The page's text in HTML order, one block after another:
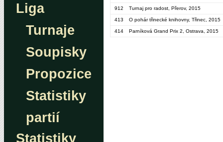
Liga
Turnaje
Soupisky
Propozice
Statistiky
partií
Statistiky
912 Turnaj pro radost, Přerov, 2015
413 O pohár třinecké knihovny, Třinec, 2015
414 Parníková Grand Prix 2, Ostrava, 2015